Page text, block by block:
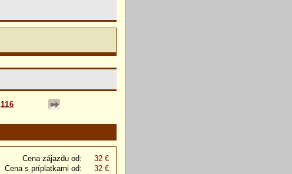
116
Cena zájazdu od:
32 €
Cena s príplatkami od:
32 €